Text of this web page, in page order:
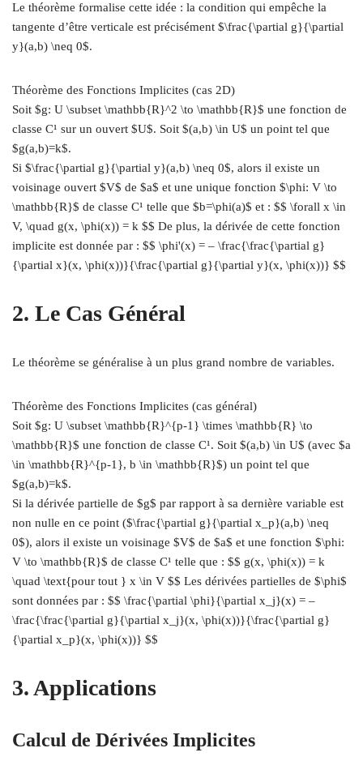
Le théorème formalise cette idée : la condition qui empêche la
tangente d’être verticale est précisément $\frac{\partial g}{\partial
y}(a,b) \neq 0$.
Théorème des Fonctions Implicites (cas 2D)
Soit $g: U \subset \mathbb{R}^2 \to \mathbb{R}$ une fonction de
classe C¹ sur un ouvert $U$. Soit $(a,b) \in U$ un point tel que
$g(a,b)=k$.
Si $\frac{\partial g}{\partial y}(a,b) \neq 0$, alors il existe un
voisinage ouvert $V$ de $a$ et une unique fonction $\phi: V \to
\mathbb{R}$ de classe C¹ telle que $b=\phi(a)$ et : $$ \forall x \in
V, \quad g(x, \phi(x)) = k $$ De plus, la dérivée de cette fonction
implicite est donnée par : $$ \phi'(x) = – \frac{\frac{\partial g}
{\partial x}(x, \phi(x))}{\frac{\partial g}{\partial y}(x, \phi(x))} $$
2. Le Cas Général
Le théorème se généralise à un plus grand nombre de variables.
Théorème des Fonctions Implicites (cas général)
Soit $g: U \subset \mathbb{R}^{p-1} \times \mathbb{R} \to
\mathbb{R}$ une fonction de classe C¹. Soit $(a,b) \in U$ (avec $a
\in \mathbb{R}^{p-1}, b \in \mathbb{R}$) un point tel que
$g(a,b)=k$.
Si la dérivée partielle de $g$ par rapport à sa dernière variable est
non nulle en ce point ($\frac{\partial g}{\partial x_p}(a,b) \neq
0$), alors il existe un voisinage $V$ de $a$ et une fonction $\phi:
V \to \mathbb{R}$ de classe C¹ telle que : $$ g(x, \phi(x)) = k
\quad \text{pour tout } x \in V $$ Les dérivées partielles de $\phi$
sont données par : $$ \frac{\partial \phi}{\partial x_j}(x) = –
\frac{\frac{\partial g}{\partial x_j}(x, \phi(x))}{\frac{\partial g}
{\partial x_p}(x, \phi(x))} $$
3. Applications
Calcul de Dérivées Implicites